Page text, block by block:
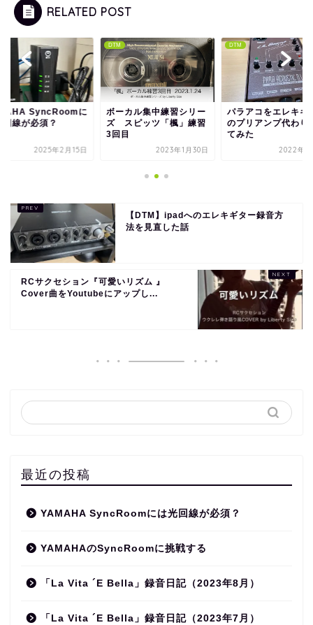
RELATED POST
SyncRoomに
回線が必須？
2025年2月15日
DTM
ボーカル集中練習シリー
ズ スピッツ「楓」練習
3回目
2023年1月30日
DTM
パラアコをエレキギ
のプリアンプ代わり
てみた
2022年5
【DTM】ipadへのエレキギター録音方
法を見直した話
RCサクセション『可愛いリズム 』
Cover曲をYoutubeにアップし...
最近の投稿
YAMAHA SyncRoomには光回線が必須？
YAMAHAのSyncRoomに挑戦する
「La Vita ´E Bella」録音日記（2023年8月）
「La Vita ´E Bella」録音日記（2023年7月）